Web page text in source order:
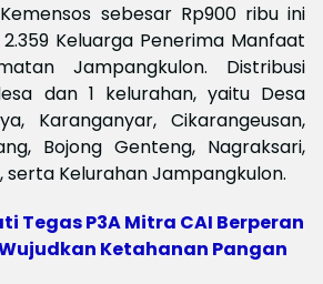
sebesar Rp900 ribu ini
Keluarga Penerima Manfaat
Jampangkulon. Distribusi
dan 1 kelurahan, yaitu Desa
Karanganyar, Cikarangeusan,
Bojong Genteng, Nagraksari,
serta Kelurahan Jampangkulon.
Tegas P3A Mitra CAI Berperan
Ketahanan Pangan